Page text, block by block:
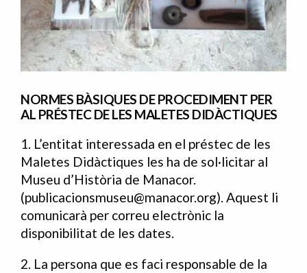
NORMES BÀSIQUES DE PROCEDIMENT PER
AL PRÉSTEC DE LES MALETES DIDÀCTIQUES
1. L’entitat interessada en el préstec de les
Maletes Didàctiques les ha de sol·licitar al
Museu d’Història de Manacor.
(publicacionsmuseu@manacor.org). Aquest li
comunicarà per correu electrònic la
disponibilitat de les dates.
2. La persona que es faci responsable de la